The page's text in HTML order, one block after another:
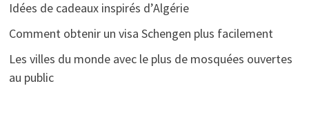
Idées de cadeaux inspirés d’Algérie
Comment obtenir un visa Schengen plus facilement
Les villes du monde avec le plus de mosquées ouvertes
au public